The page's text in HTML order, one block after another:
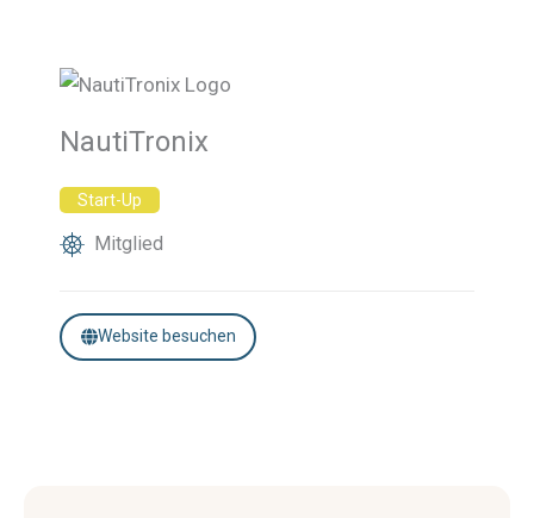
NautiTronix
Start-Up
Mitglied
Website besuchen